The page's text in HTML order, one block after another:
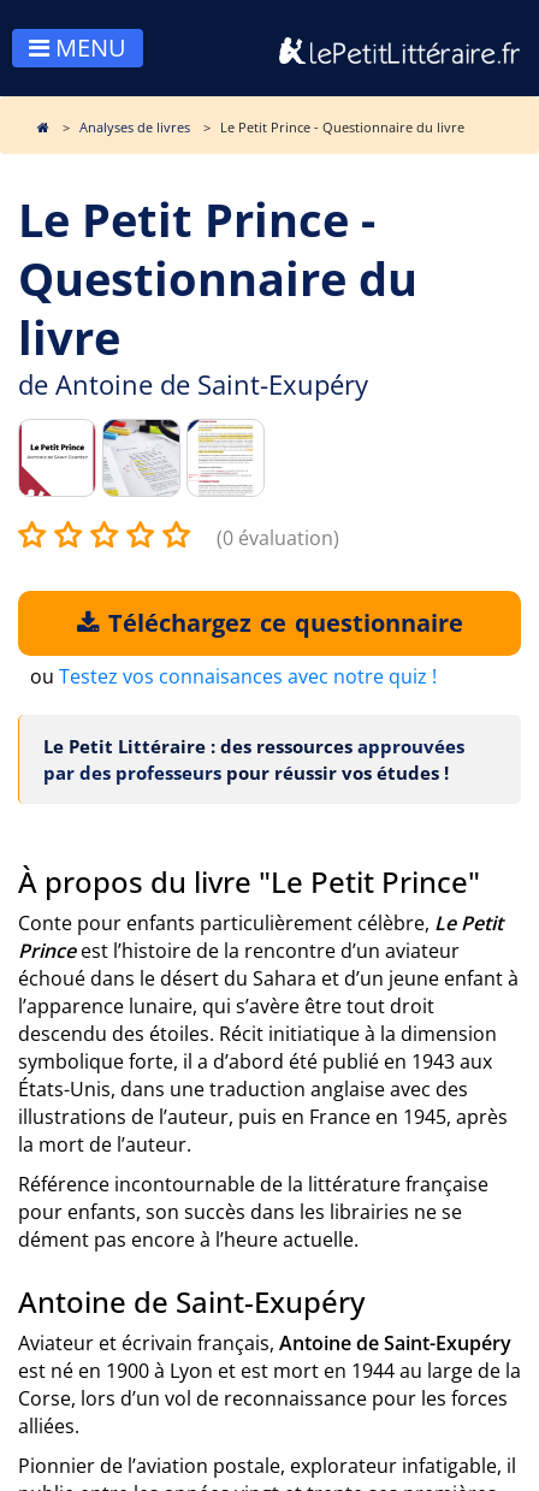
MENU
Analyses de livres Le Petit Prince - Questionnaire du livre
Le Petit Prince -
Questionnaire du
livre
de Antoine de Saint-Exupéry
(0 évaluation)
Téléchargez ce questionnaire
ou Testez vos connaisances avec notre quiz !
Le Petit Littéraire : des ressources approuvées
par des professeurs pour réussir vos études !
À propos du livre "Le Petit Prince"
Conte pour enfants particulièrement célèbre, Le Petit
Princeest l’histoire de la rencontre d’un aviateur
échoué dans le désert du Sahara et d’un jeune enfant à
l’apparence lunaire, qui s’avère être tout droit
descendu des étoiles. Récit initiatique à la dimension
symbolique forte, il a d’abord été publié en 1943 aux
États-Unis, dans une traduction anglaise avec des
illustrations de l’auteur, puis en France en 1945, après
la mort de l’auteur.
Référence incontournable de la littérature française
pour enfants, son succès dans les librairies ne se
dément pas encore à l’heure actuelle.
Antoine de Saint-Exupéry
Aviateur et écrivain français, Antoine de Saint-Exupéry
est né en 1900 à Lyon et est mort en 1944 au large de la
Corse, lors d’un vol de reconnaissance pour les forces
alliées.
Pionnier de l’aviation postale, explorateur infatigable, il